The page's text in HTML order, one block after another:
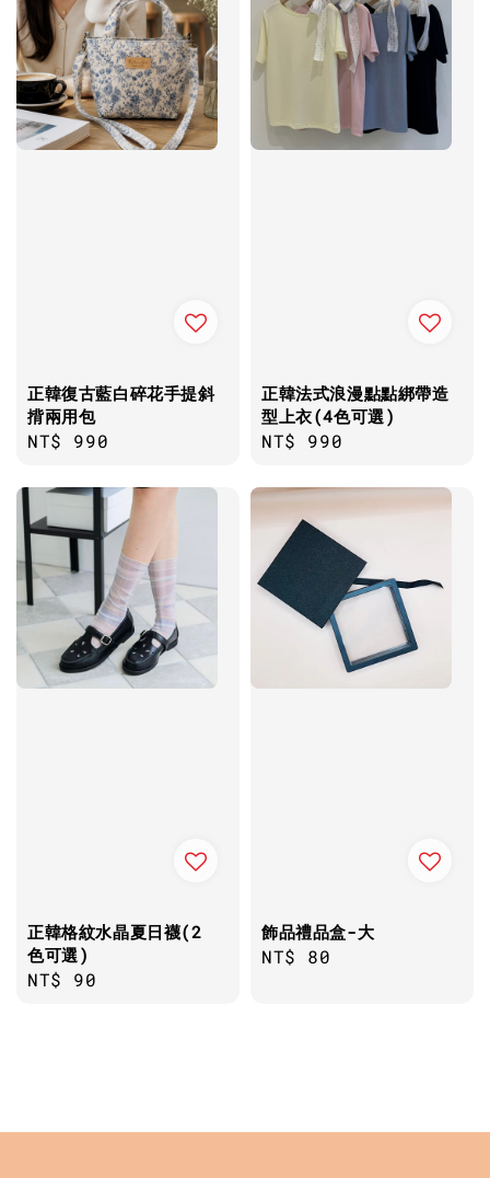
正韓復古藍白碎花手提斜
揹兩用包
Regular
NT$ 990
正韓法式浪漫點點綁帶造
型上衣(4色可選)
Regular
NT$ 990
正韓格紋水晶夏日襪(2
色可選)
Regular
NT$ 90
飾品禮品盒-大
Regular
NT$ 80